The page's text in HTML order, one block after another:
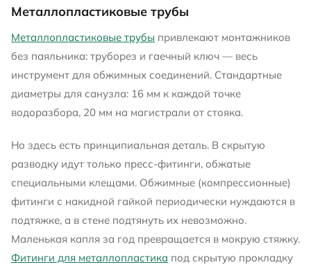
Металлопластиковые трубы
Металлопластиковые трубы привлекают монтажников
без паяльника: труборез и гаечный ключ — весь
инструмент для обжимных соединений. Стандартные
диаметры для санузла: 16 мм к каждой точке
водоразбора, 20 мм на магистрали от стояка.
Но здесь есть принципиальная деталь. В скрытую
разводку идут только пресс-фитинги, обжатые
специальными клещами. Обжимные (компрессионные)
фитинги с накидной гайкой периодически нуждаются в
подтяжке, а в стене подтянуть их невозможно.
Маленькая капля за год превращается в мокрую стяжку.
Фитинги для металлопластика под скрытую прокладку